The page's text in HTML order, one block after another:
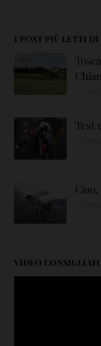
I POST PIÙ LETTI DI
Test
VIDEO